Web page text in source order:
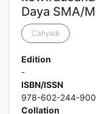
Daya SMA/
Cahyadi
Edition
-
ISBN/ISSN
978-602-244-
Collation